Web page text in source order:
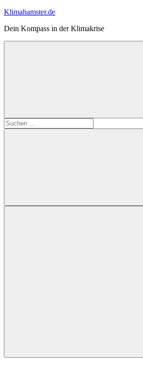
Zum
springen
Klimahamster.de
Dein Kompass in der Klimakrise
Suchformular
öffnen
Suchen
nach:
Suchen